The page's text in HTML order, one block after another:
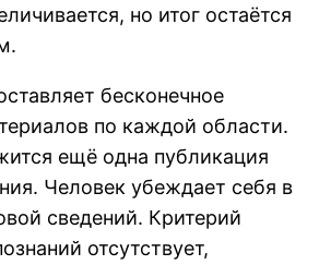
но итог остаётся
бесконечное
по каждой области.
ещё одна публикация
Человек убеждает себя в
сведений. Критерий
отсутствует,